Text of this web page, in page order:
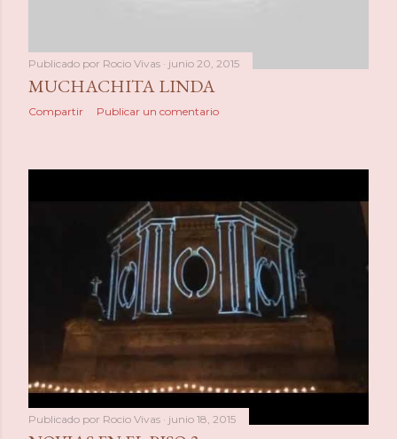
Publicado por Rocio Vivas junio 20, 2015
MUCHACHITA LINDA
Compartir Publicar un comentario
Publicado por Rocio Vivas junio 18, 2015